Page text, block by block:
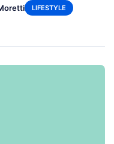
LIFESTYLE